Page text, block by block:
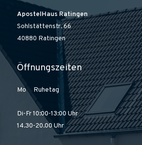
ApostelHaus Ratingen
Sohlstättenstr. 66
40880 Ratingen
Öffnungszeiten
Mo Ruhetag
Di-Fr 10:00-13:00 Uhr
14.30-20.00 Uhr